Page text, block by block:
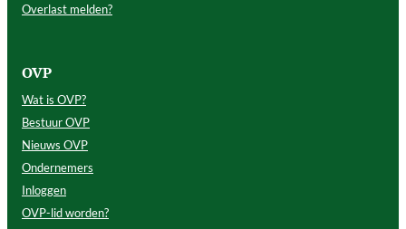
Overlast melden?
OVP
Wat is OVP?
Bestuur OVP
Nieuws OVP
Ondernemers
Inloggen
OVP-lid worden?